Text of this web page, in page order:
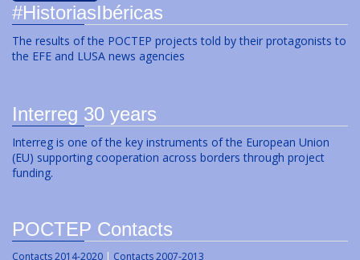
#HistoriasIbéricas
The results of the POCTEP projects told by their protagonists to
the EFE and LUSA news agencies
Interreg 30 years
Interreg is one of the key instruments of the European Union
(EU) supporting cooperation across borders through project
funding.
POCTEP Contacts
Contacts 2014-2020 | Contacts 2007-2013